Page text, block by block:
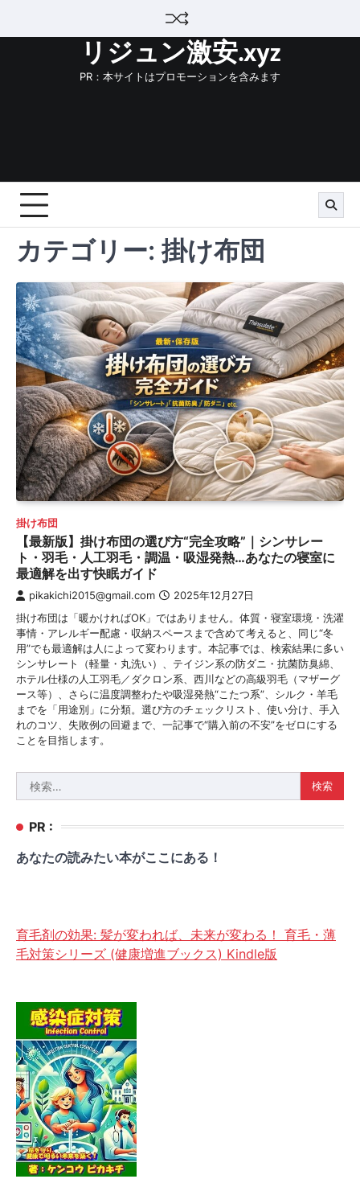
リジュン激安.xyz
PR：本サイトはプロモーションを含みます
カテゴリー:掛け布団
掛け布団
【最新版】掛け布団の選び方“完全攻略”｜シンサレー
ト・羽毛・人工羽毛・調温・吸湿発熱…あなたの寝室に
最適解を出す快眠ガイド
pikakichi2015@gmail.com 2025年12月27日
掛け布団は「暖かければOK」ではありません。体質・寝室環境・洗濯
事情・アレルギー配慮・収納スペースまで含めて考えると、同じ“冬
用”でも最適解は人によって変わります。本記事では、検索結果に多い
シンサレート（軽量・丸洗い）、テイジン系の防ダニ・抗菌防臭綿、
ホテル仕様の人工羽毛／ダクロン系、西川などの高級羽毛（マザーグ
ース等）、さらに温度調整わたや吸湿発熱“こたつ系”、シルク・羊毛
までを「用途別」に分類。選び方のチェックリスト、使い分け、手入
れのコツ、失敗例の回避まで、一記事で“購入前の不安”をゼロにする
ことを目指します。
索:
PR :
あなたの読みたい本がここにある！
育毛剤の効果: 髪が変われば、未来が変わる！ 育毛・薄
毛対策シリーズ (健康増進ブックス) Kindle版